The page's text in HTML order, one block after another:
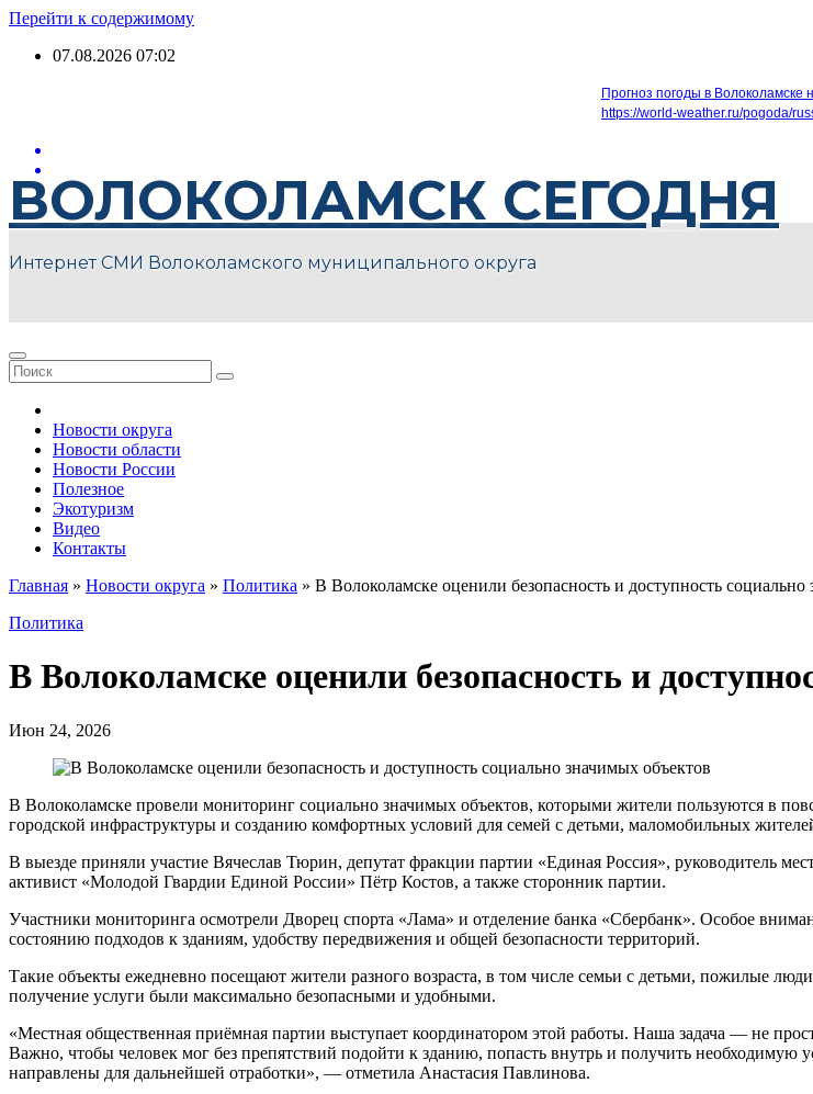
Перейти к содержимому
07.08.2026 07:02
Прогноз погоды в Волоколамске
https://world-weather.ru/pogoda/
ВОЛОКОЛАМСК СЕГОДНЯ
Интернет СМИ Волоколамского муниципального округа
Новости округа
Новости области
Новости России
Полезное
Экотуризм
Видео
Контакты
Главная » Новости округа » Политика » В Волоколамске оценили безопасность и доступность социально
Политика
В Волоколамске оценили безопасность и
Июн 24, 2026
В Волоколамске провели мониторинг социально значимых объектов, которыми жители пользуются в
городской инфраструктуры и созданию комфортных условий для семей с детьми, маломобильных
В выезде приняли участие Вячеслав Тюрин, депутат фракции партии «Единая Россия», руководитель
активист «Молодой Гвардии Единой России» Пётр Костов, а также сторонник партии.
Участники мониторинга осмотрели Дворец спорта «Лама» и отделение банка «Сбербанк». Особое
состоянию подходов к зданиям, удобству передвижения и общей безопасности территорий.
Такие объекты ежедневно посещают жители разного возраста, в том числе семьи с детьми, пожилые
получение услуги были максимально безопасными и удобными.
«Местная общественная приёмная партии выступает координатором этой работы. Наша задача — не
Важно, чтобы человек мог без препятствий подойти к зданию, попасть внутрь и получить
направлены для дальнейшей отработки», — отметила Анастасия Павлинова.